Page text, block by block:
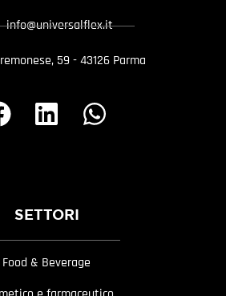
info@universalflex.it
59 - 43126 Parma
SETTORI
Food & Beverage